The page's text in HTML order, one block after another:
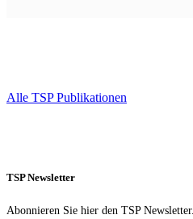
Alle TSP Publikationen
TSP Newsletter
Abonnieren Sie hier den TSP Newsletter.